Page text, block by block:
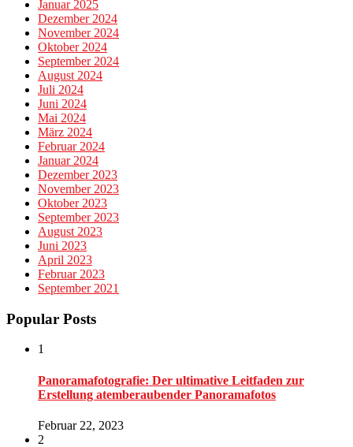
Januar 2025
Dezember 2024
November 2024
Oktober 2024
September 2024
August 2024
Juli 2024
Juni 2024
Mai 2024
März 2024
Februar 2024
Januar 2024
Dezember 2023
November 2023
Oktober 2023
September 2023
August 2023
Juni 2023
April 2023
Februar 2023
September 2021
Popular Posts
1
Panoramafotografie: Der ultimative Leitfaden zur
Erstellung atemberaubender Panoramafotos
Februar 22, 2023
2